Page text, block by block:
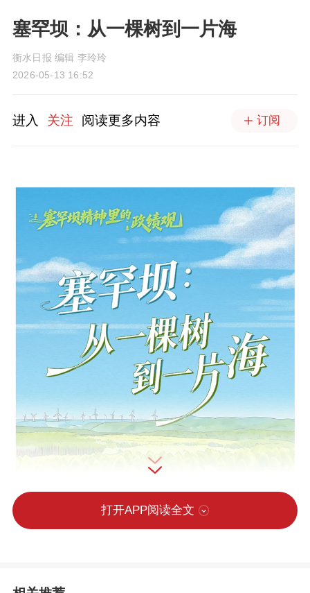
塞罕坝：从一棵树到一片海
衡水日报 编辑 李玲玲
2026-05-13 16:52
进入 关注 阅读更多内容 订阅
打开APP阅读全文